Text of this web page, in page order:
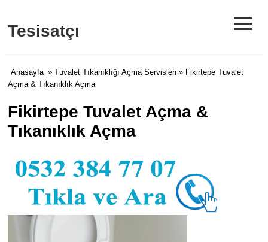
Tesisatçı ≡
Anasayfa » Tuvalet Tıkanıklığı Açma Servisleri » Fikirtepe Tuvalet
Açma & Tıkanıklık Açma
Fikirtepe Tuvalet Açma &
Tıkanıklık Açma